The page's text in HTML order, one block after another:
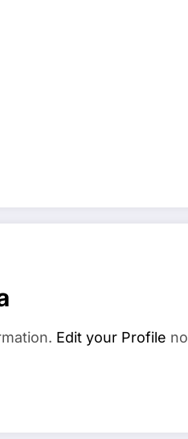
Edit your Profile